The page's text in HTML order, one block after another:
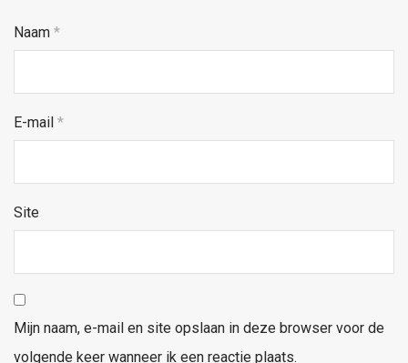
Naam *
E-mail *
Site
Mijn naam, e-mail en site opslaan in deze browser voor de
volgende keer wanneer ik een reactie plaats.